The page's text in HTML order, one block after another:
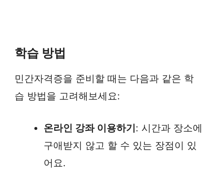
학습 방법
민간자격증을 준비할 때는 다음과 같은 학
습 방법을 고려해보세요:
온라인 강좌 이용하기: 시간과 장소에
구애받지 않고 할 수 있는 장점이 있
어요.